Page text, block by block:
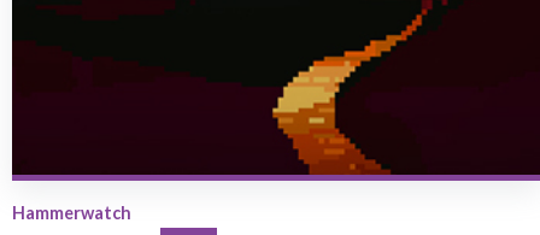
Hammerwatch